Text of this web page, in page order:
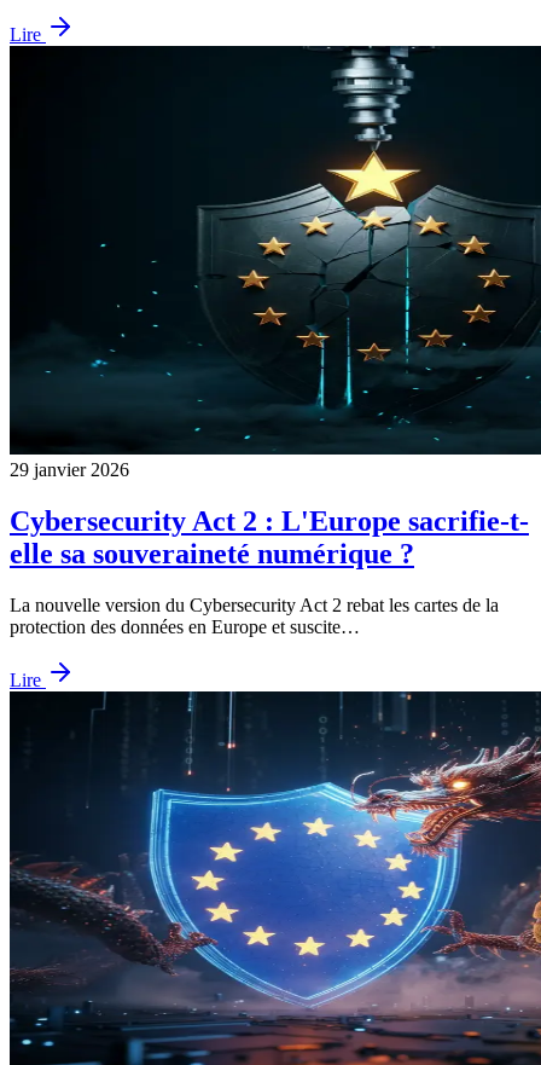
Lire
29 janvier 2026
Cybersecurity Act 2 : L'Europe sacrifie-t-
elle sa souveraineté numérique ?
La nouvelle version du Cybersecurity Act 2 rebat les cartes de la
protection des données en Europe et suscite…
Lire